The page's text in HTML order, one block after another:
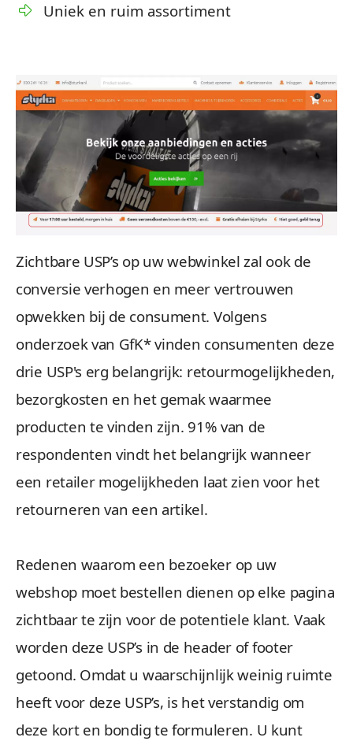
Uniek en ruim assortiment
Zichtbare USP’s op uw webwinkel zal ook de
conversie verhogen en meer vertrouwen
opwekken bij de consument. Volgens
onderzoek van GfK* vinden consumenten deze
drie USP's erg belangrijk: retourmogelijkheden,
bezorgkosten en het gemak waarmee
producten te vinden zijn. 91% van de
respondenten vindt het belangrijk wanneer
een retailer mogelijkheden laat zien voor het
retourneren van een artikel.
Redenen waarom een bezoeker op uw
webshop moet bestellen dienen op elke pagina
zichtbaar te zijn voor de potentiele klant. Vaak
worden deze USP’s in de header of footer
getoond. Omdat u waarschijnlijk weinig ruimte
heeft voor deze USP’s, is het verstandig om
deze kort en bondig te formuleren. U kunt